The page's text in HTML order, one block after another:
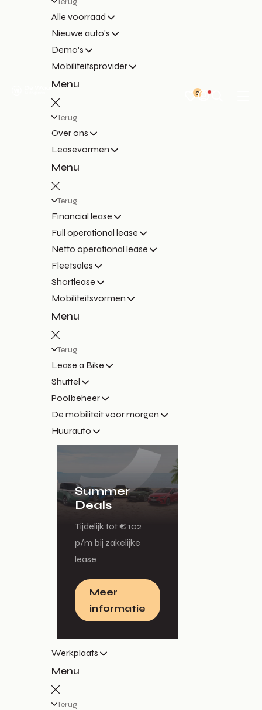
Alle voorraad
Nieuwe auto's
Demo's
Mobiliteitsprovider
Menu
Terug
Over ons
Leasevormen
Menu
Terug
Financial lease
Full operational lease
Netto operational lease
Fleetsales
Shortlease
Mobiliteitsvormen
Menu
Terug
Lease a Bike
Shuttel
Poolbeheer
De mobiliteit voor morgen
Huurauto
Summer
Deals
Tijdelijk tot € 102
p/m bij zakelijke
lease
Meer
informatie
Werkplaats
Menu
Terug
0